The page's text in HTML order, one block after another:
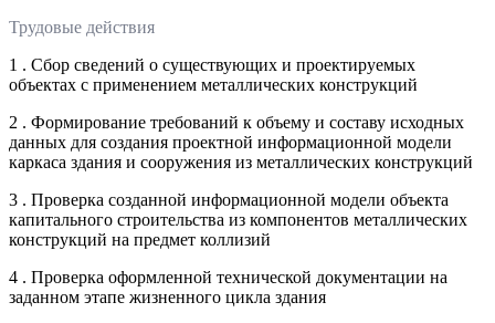
Трудовые действия
1 . Сбор сведений о существующих и проектируемых
объектах с применением металлических конструкций
2 . Формирование требований к объему и составу исходных
данных для создания проектной информационной модели
каркаса здания и сооружения из металлических конструкций
3 . Проверка созданной информационной модели объекта
капитального строительства из компонентов металлических
конструкций на предмет коллизий
4 . Проверка оформленной технической документации на
заданном этапе жизненного цикла здания